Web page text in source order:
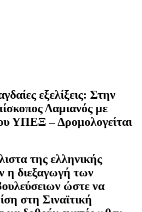
εξελίξεις: Στην
Δαμιανός με
ΥΠΕΞ – Δρομολογείται
της ελληνικής
η διεξαγωγή των
ώστε να
στη Σιναϊτική